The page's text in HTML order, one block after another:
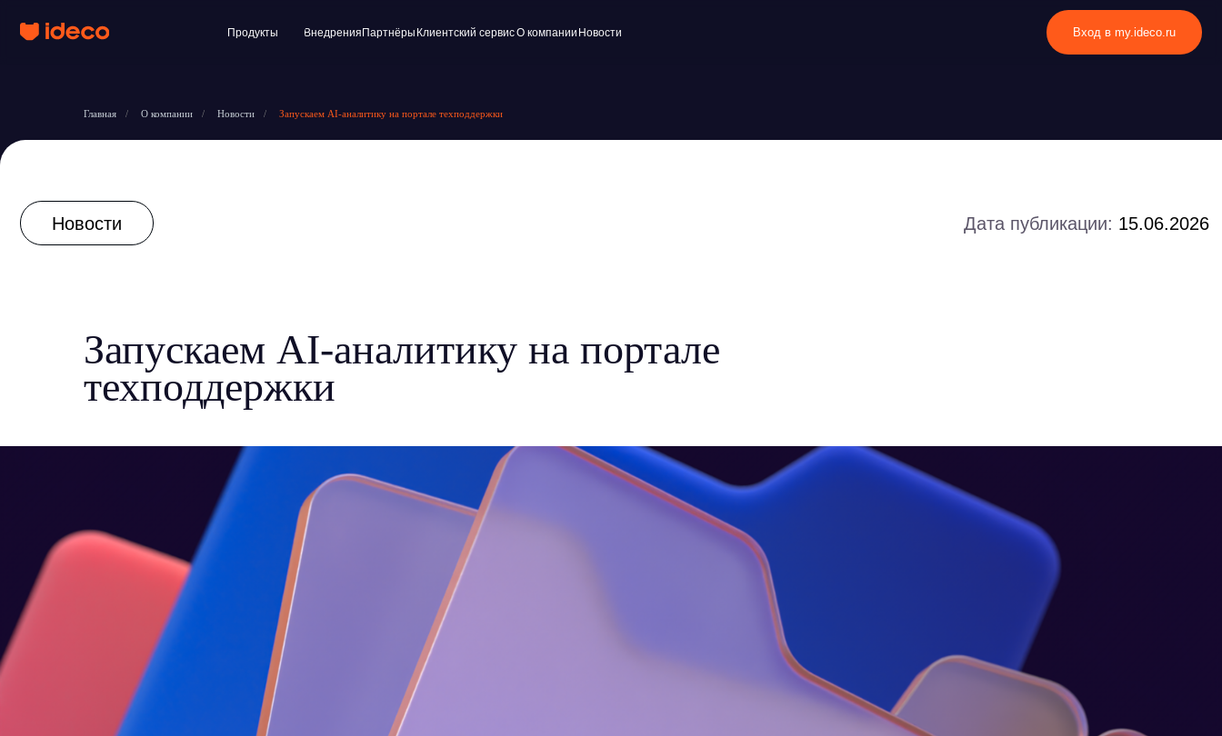
Продукты Внедрения Партнёры Клиентский сервисО компанииНовости Вход в my.ideco.ru
Главная / О компании / Новости / Запускаем AI-аналитику на портале техподдержки
Новости
Запускаем AI-аналитику на портале
техподдержки